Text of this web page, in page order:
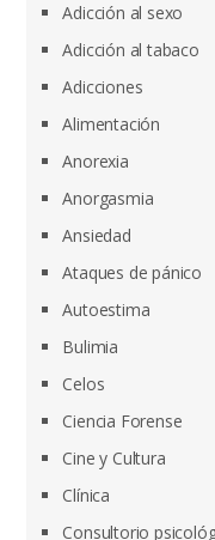
Adicción al sexo
Adicción al tabaco
Adicciones
Alimentación
Anorexia
Anorgasmia
Ansiedad
Ataques de pánico
Autoestima
Bulimia
Celos
Ciencia Forense
Cine y Cultura
Clínica
Consultorio